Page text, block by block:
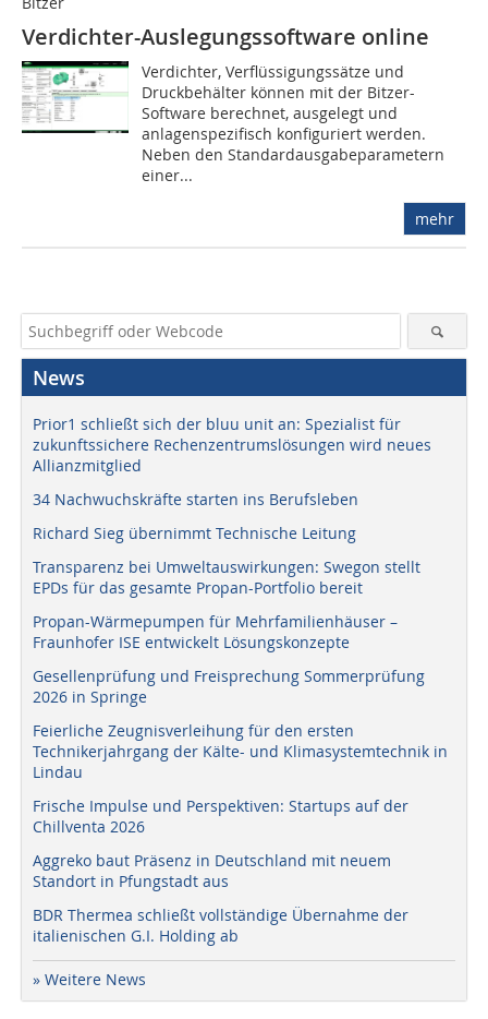
Verdichter-Auslegungssoftware online
Verdichter, Verflüssigungssätze und
Druckbehälter können mit der Bitzer-
Software berechnet, ausgelegt und
anlagenspezifisch konfiguriert werden.
Neben den Standardausgabeparametern
einer...
mehr
News
Prior1 schließt sich der bluu unit an: Spezialist für
zukunftssichere Rechenzentrumslösungen wird neues
Allianzmitglied
34 Nachwuchskräfte starten ins Berufsleben
Richard Sieg übernimmt Technische Leitung
Transparenz bei Umweltauswirkungen: Swegon stellt
EPDs für das gesamte Propan-Portfolio bereit
Propan-Wärmepumpen für Mehrfamilienhäuser –
Fraunhofer ISE entwickelt Lösungskonzepte
Gesellenprüfung und Freisprechung Sommerprüfung
2026 in Springe
Feierliche Zeugnisverleihung für den ersten
Technikerjahrgang der Kälte- und Klimasystemtechnik in
Lindau
Frische Impulse und Perspektiven: Startups auf der
Chillventa 2026
Aggreko baut Präsenz in Deutschland mit neuem
Standort in Pfungstadt aus
BDR Thermea schließt vollständige Übernahme der
italienischen G.I. Holding ab
» Weitere News